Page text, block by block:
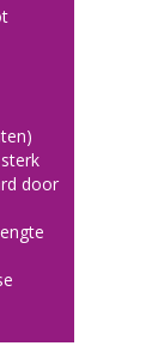
door